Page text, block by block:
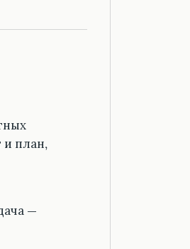
и план,
—